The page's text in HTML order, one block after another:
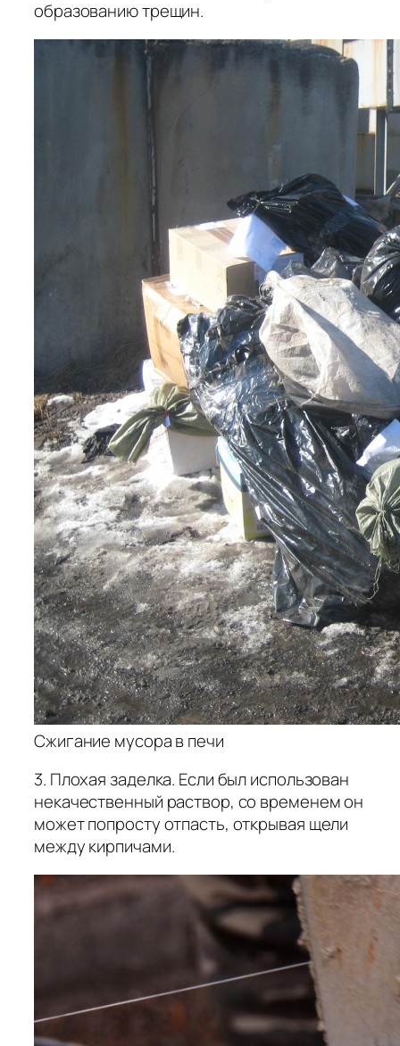
образованию трещин.
Сжигание мусора в печи
3. Плохая заделка. Если был использован
некачественный раствор, со временем он
может попросту отпасть, открывая щели
между кирпичами.